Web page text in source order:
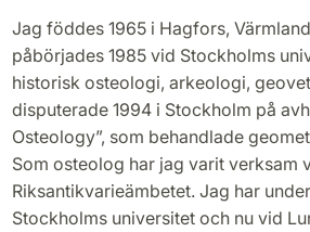
Jag föddes 1965 i Hagfors,
påbörjades 1985 vid Stockholms
historisk osteologi, arkeologi,
disputerade 1994 i Stockholm på
Osteology”, som behandlade
Som osteolog har jag varit verksam
Riksantikvarieämbetet. Jag har
Stockholms universitet och nu vid